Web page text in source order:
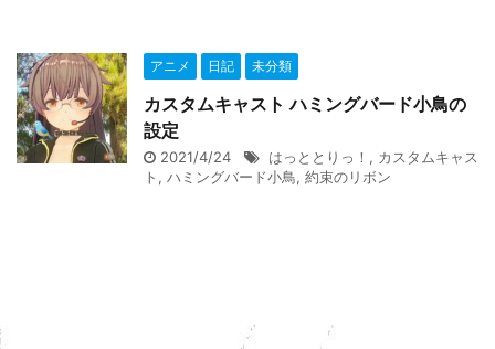
アニメ 日記 未分類
カスタムキャスト ハミングバード小鳥の
設定
2021/4/24 はっととりっ！ , カスタムキャス
ト , ハミングバード小鳥, 約束のリボン